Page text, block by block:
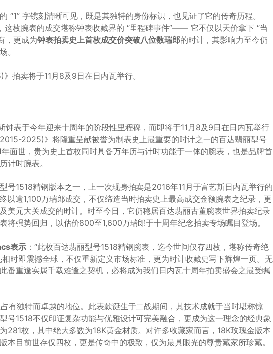
“1” 字镌刻清晰可见，既是其独特的身份标识，也见证了它的传奇历程。
这枚腕表的成交堪称钟表收藏界的 “里程碑事件”—— 它不仅以天价拿下 “当
，更成为钟表拍卖史上首枚成交价突破八位数瑞郎的时计，其影响力至今仍
。
拍卖将于11月8及9日在日内瓦举行。
钟表于今年迎来十周年的阶段性里程碑，而即将于11月8及9日在日内瓦举行
2025)》将隆重呈献被誉为制表史上最重要的时计之一的百达翡丽型号
面世，贵为史上首枚同时具备万年历与计时功能于一体的腕表，也是品牌首
计时腕表。
号1518精钢版本之一，上一次现身拍卖是2016年11月于富艺斯日内瓦举行的
以逾1,100万瑞郎成交，不仅缔造当时拍卖史上最高成交金额腕表之纪录，更
美元大关成交的时计。时至今日，它仍稳居百达翡丽古董腕表世界拍卖纪录
将强势回归，以估价800至1,600万瑞郎于十周年纪念拍卖专场瞩目登场。
表示 ：“此枚百达翡丽型号1518精钢腕表，迄今世间仅存四枚，堪称传奇绝
时即震撼全球，不仅重新定义市场标准，更为时计收藏史写下辉煌一页。无
番重逢实属千载难逢之契机，必将成为我们日内瓦十周年拍卖盛会之最受瞩
有独特而卓越的地位。此表款诞生于二战期间，其技术成就于当时堪称惊
号1518不仅印证复杂功能与优雅设计可完美融合，更成为这一理念的经典象
281枚，其中绝大多数为18K黄金材质。对许多收藏家而言，18K玫瑰金版本
本目前世存仅四枚，更是传奇中的极致，仅为最具眼光的尊贵藏家所珍藏。